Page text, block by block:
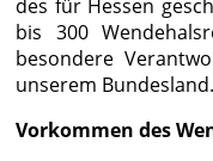
des für Hessen
bis 300
besondere
unserem Bundesland.
Vorkommen des